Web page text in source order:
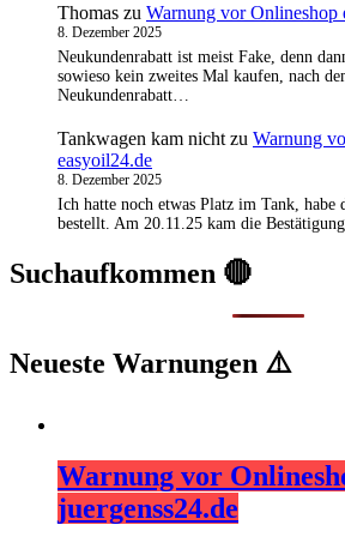
Thomas zu Warnung vor Onlineshop
8. Dezember 2025
Neukundenrabatt ist meist Fake, denn
sowieso kein zweites Mal kaufen, nach
Neukundenrabatt…
Tankwagen kam nicht zu Warnung
easyoil24.de
8. Dezember 2025
Ich hatte noch etwas Platz im Tank, habe
bestellt. Am 20.11.25 kam die
Suchaufkommen 🔴
Neueste Warnungen ⚠️
Warnung vor
juergenss24.de